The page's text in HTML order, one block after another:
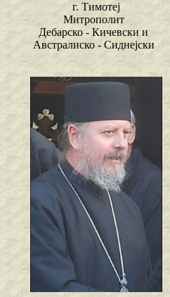
г. Тимотеј
Митрополит
Дебарско - Кичевски и
Австралиско - Сиднејски